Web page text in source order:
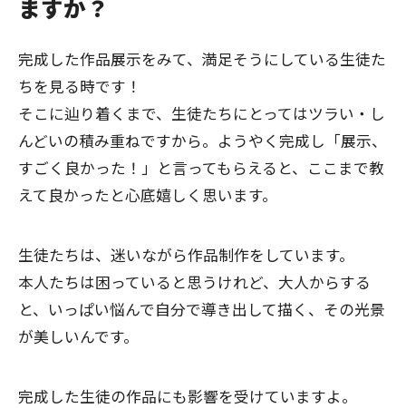
ますか？
完成した作品展示をみて、満足そうにしている生徒た
ちを見る時です！
そこに辿り着くまで、生徒たちにとってはツラい・し
んどいの積み重ねですから。ようやく完成し「展示、
すごく良かった！」と言ってもらえると、ここまで教
えて良かったと心底嬉しく思います。
生徒たちは、迷いながら作品制作をしています。
本人たちは困っていると思うけれど、大人からする
と、いっぱい悩んで自分で導き出して描く、その光景
が美しいんです。
完成した生徒の作品にも影響を受けていますよ。